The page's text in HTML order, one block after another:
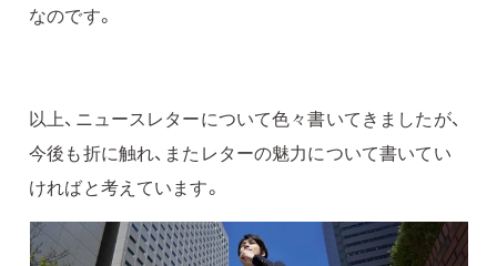
なのです。
以上、ニュースレターについて色々書いてきましたが、
今後も折に触れ、またレターの魅力について書いてい
ければと考えています。